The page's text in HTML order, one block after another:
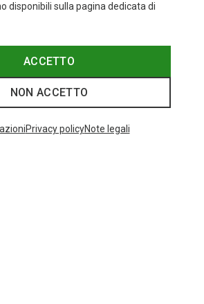
disponibili sulla pagina dedicata di
ACCETTO
NON ACCETTO
Privacy policyNote legali